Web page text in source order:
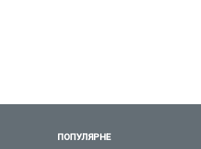
ПОПУЛЯРНЕ